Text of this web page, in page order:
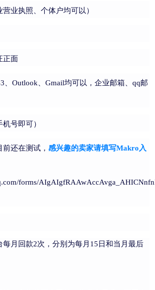
业执照、个体户均可以）
正面
Outlook、Gmail均可以，企业邮箱、qq邮
号即可）
前还在测试，感兴趣的卖家请填写Makro入
forms/
每月回款2次，分别为每月15日和当月最后